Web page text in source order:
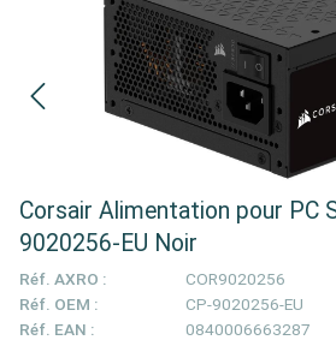
Corsair Alimentation pour PC
9020256-EU Noir
Réf. AXRO :
COR9020256
Réf. OEM :
CP-9020256-EU
Réf. EAN :
0840006663287